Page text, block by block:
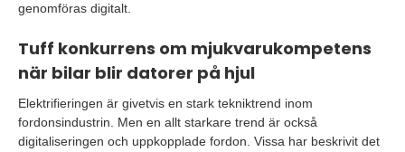
genomföras digitalt.
Tuff konkurrens om mjukvarukompetens
när bilar blir datorer på hjul
Elektrifieringen är givetvis en stark tekniktrend inom
fordonsindustrin. Men en allt starkare trend är också
digitaliseringen och uppkopplade fordon. Vissa har beskrivit det